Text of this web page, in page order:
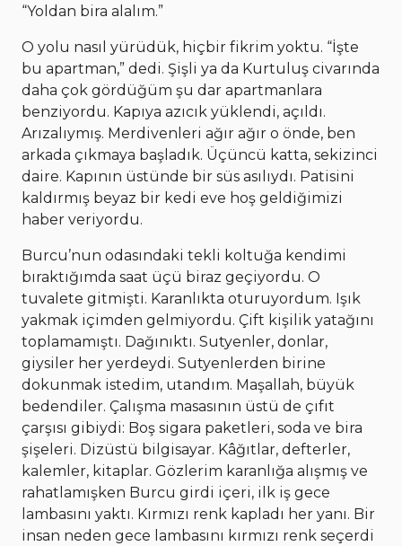
“Yoldan bira alalım.”
O yolu nasıl yürüdük, hiçbir fikrim yoktu. “İşte
bu apartman,” dedi. Şişli ya da Kurtuluş civarında
daha çok gördüğüm şu dar apartmanlara
benziyordu. Kapıya azıcık yüklendi, açıldı.
Arızalıymış. Merdivenleri ağır ağır o önde, ben
arkada çıkmaya başladık. Üçüncü katta, sekizinci
daire. Kapının üstünde bir süs asılıydı. Patisini
kaldırmış beyaz bir kedi eve hoş geldiğimizi
haber veriyordu.
Burcu’nun odasındaki tekli koltuğa kendimi
bıraktığımda saat üçü biraz geçiyordu. O
tuvalete gitmişti. Karanlıkta oturuyordum. Işık
yakmak içimden gelmiyordu. Çift kişilik yatağını
toplamamıştı. Dağınıktı. Sutyenler, donlar,
giysiler her yerdeydi. Sutyenlerden birine
dokunmak istedim, utandım. Maşallah, büyük
bedendiler. Çalışma masasının üstü de çıfıt
çarşısı gibiydi: Boş sigara paketleri, soda ve bira
şişeleri. Dizüstü bilgisayar. Kâğıtlar, defterler,
kalemler, kitaplar. Gözlerim karanlığa alışmış ve
rahatlamışken Burcu girdi içeri, ilk iş gece
lambasını yaktı. Kırmızı renk kapladı her yanı. Bir
insan neden gece lambasını kırmızı renk seçerdi